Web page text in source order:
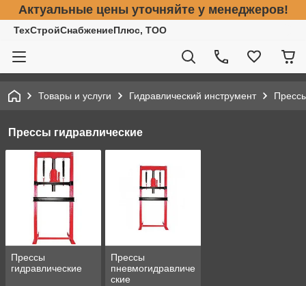
Актуальные цены уточняйте у менеджеров!
ТехСтройСнабжениеПлюс, ТОО
Товары и услуги Гидравлический инструмент
Прессы гидравлические
Прессы
гидравлические
Прессы
пневмогидравличе
ские